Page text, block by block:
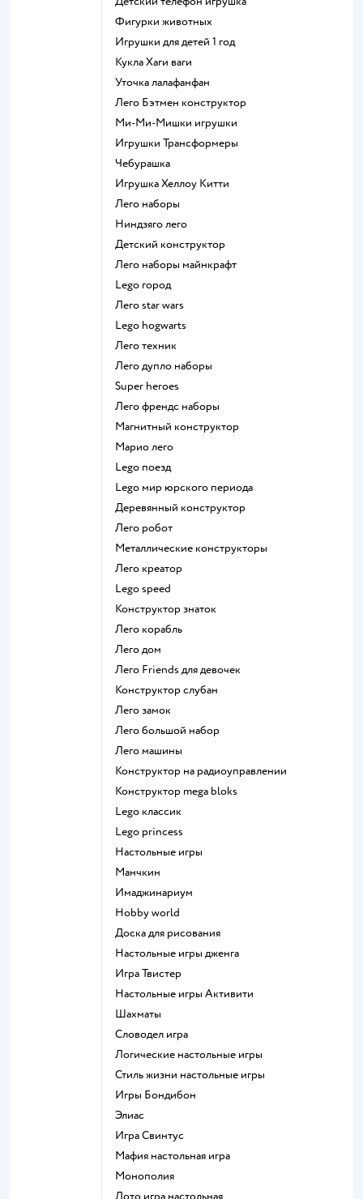
Фигурки животных
Игрушки для детей 1 год
Кукла Хаги ваги
Уточка лалафанфан
Лего Бэтмен конструктор
Ми-Ми-Мишки игрушки
Игрушки Трансформеры
Чебурашка
Игрушка Хеллоу Китти
Лего наборы
Ниндзяго лего
Детский конструктор
Лего наборы майнкрафт
Lego город
Лего star wars
Lego hogwarts
Лего техник
Лего дупло наборы
Super heroes
Лего френдс наборы
Магнитный конструктор
Марио лего
Lego поезд
Lego мир юрского периода
Деревянный конструктор
Лего робот
Металлические конструкторы
Лего креатор
Lego speed
Конструктор знаток
Лего корабль
Лего дом
Лего Friends для девочек
Конструктор слубан
Лего замок
Лего большой набор
Лего машины
Конструктор на радиоуправлении
Конструктор mega bloks
Lego классик
Lego princess
Настольные игры
Манчкин
Имаджинариум
Hobby world
Доска для рисования
Настольные игры дженга
Игра Твистер
Настольные игры Активити
Шахматы
Словодел игра
Логические настольные игры
Стиль жизни настольные игры
Игры Бондибон
Элиас
Игра Свинтус
Мафия настольная игра
Монополия